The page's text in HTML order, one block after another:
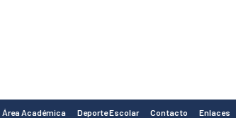
Área Académica Deporte Escolar Contacto Enlaces